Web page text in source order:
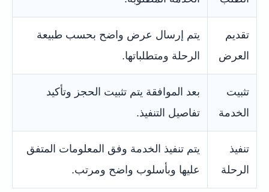
تقديم
العرض
يتم إرسال عرض واضح بحسب طبيعة
الرحلة ومتطلباتها.
تثبيت
الخدمة
بعد الموافقة يتم تثبيت الحجز وتأكيد
تفاصيل التنفيذ.
تنفيذ
الرحلة
يتم تنفيذ الخدمة وفق المعلومات المتفق
عليها وبأسلوب واضح ومرتب.